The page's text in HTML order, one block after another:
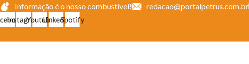
Ir
para
o
conteúdo
Informação é o nosso combustível! redacao@portalpetrus.com.br
InstagramYoutubeLinkedinSpotify